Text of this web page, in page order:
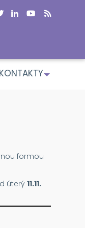
+
KONTAKTY
formou
úterý 11.11.